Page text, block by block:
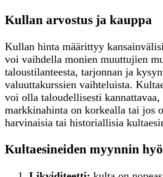
Kullan arvostus ja kauppa
Kullan hinta määrittyy
voi vaihdella monien muuttujien
taloustilanteesta, tarjonnan ja
valuuttakurssien vaihteluista.
voi olla taloudellisesti kannattavaa,
markkinahinta on korkealla tai jos
harvinaisia tai historiallisia
Kultaesineiden myynnin